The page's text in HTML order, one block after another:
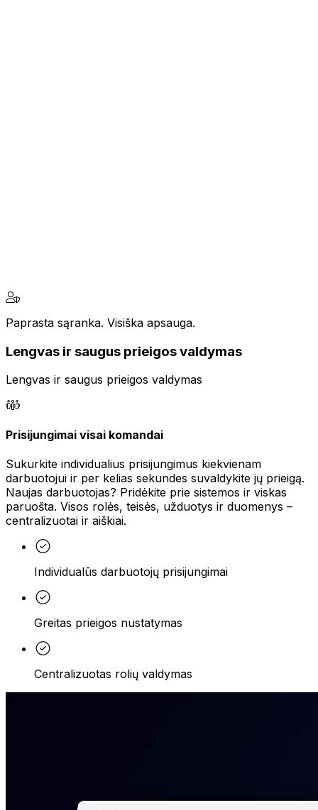
Paprasta sąranka. Visiška apsauga.
Lengvas ir saugus prieigos valdymas
Lengvas ir saugus prieigos valdymas
Prisijungimai visai komandai
Sukurkite individualius prisijungimus kiekvienam
darbuotojui ir per kelias sekundes suvaldykite jų prieigą.
Naujas darbuotojas? Pridėkite prie sistemos ir viskas
paruošta. Visos rolės, teisės, užduotys ir duomenys –
centralizuotai ir aiškiai.
Individualūs darbuotojų prisijungimai
Greitas prieigos nustatymas
Centralizuotas rolių valdymas